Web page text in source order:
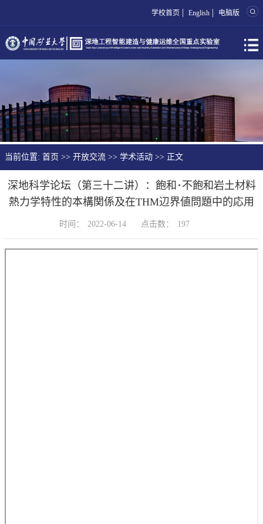
学校首页 | English | 电脑版
当前位置: 首页 >> 开放交流 >> 学术活动 >> 正文
深地科学论坛（第三十二讲）：飽和･不飽和岩土材料
熱力学特性的本構関係及在THM辺界値問題中的応用
时间： 2022-06-14 点击数： 197